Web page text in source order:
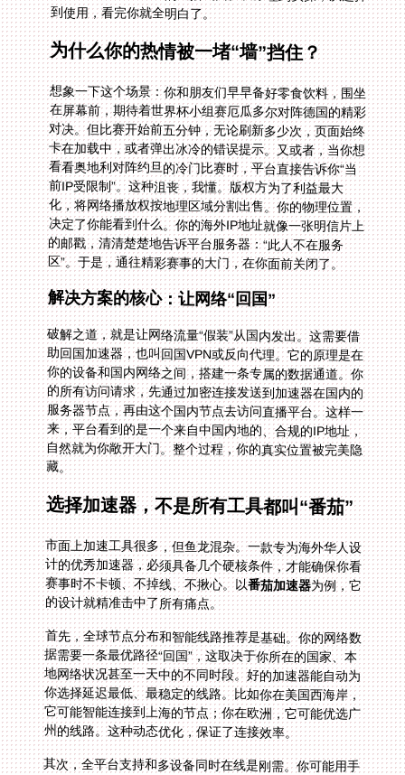
到使用，看完你就全明白了。
为什么你的热情被一堵“墙”挡住？
想象一下这个场景：你和朋友们早早备好零食饮料，围坐
在屏幕前，期待着世界杯小组赛厄瓜多尔对阵德国的精彩
对决。但比赛开始前五分钟，无论刷新多少次，页面始终
卡在加载中，或者弹出冰冷的错误提示。又或者，当你想
看看奥地利对阵约旦的冷门比赛时，平台直接告诉你“当
前IP受限制”。这种沮丧，我懂。版权方为了利益最大
化，将网络播放权按地理区域分割出售。你的物理位置，
决定了你能看到什么。你的海外IP地址就像一张明信片上
的邮戳，清清楚楚地告诉平台服务器：“此人不在服务
区”。于是，通往精彩赛事的大门，在你面前关闭了。
解决方案的核心：让网络“回国”
破解之道，就是让网络流量“假装”从国内发出。这需要借
助回国加速器，也叫回国VPN或反向代理。它的原理是在
你的设备和国内网络之间，搭建一条专属的数据通道。你
的所有访问请求，先通过加密连接发送到加速器在国内的
服务器节点，再由这个国内节点去访问直播平台。这样一
来，平台看到的是一个来自中国内地的、合规的IP地址，
自然就为你敞开大门。整个过程，你的真实位置被完美隐
藏。
选择加速器，不是所有工具都叫“番茄”
市面上加速工具很多，但鱼龙混杂。一款专为海外华人设
计的优秀加速器，必须具备几个硬核条件，才能确保你看
赛事时不卡顿、不掉线、不揪心。以番茄加速器为例，它
的设计就精准击中了所有痛点。
首先，全球节点分布和智能线路推荐是基础。你的网络数
据需要一条最优路径“回国”，这取决于你所在的国家、本
地网络状况甚至一天中的不同时段。好的加速器能自动为
你选择延迟最低、最稳定的线路。比如你在美国西海岸，
它可能智能连接到上海的节点；你在欧洲，它可能优选广
州的线路。这种动态优化，保证了连接效率。
其次，全平台支持和多设备同时在线是刚需。你可能用手
机在通勤路上看集锦，用平板在厨房边做饭边听解说，再